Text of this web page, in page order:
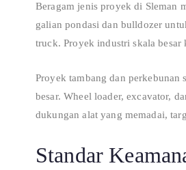
Beragam jenis proyek di Sleman
galian pondasi dan bulldozer
truck. Proyek industri skala besar
Proyek tambang dan perkebunan
besar. Wheel loader, excavator,
dukungan alat yang memadai,
Standar